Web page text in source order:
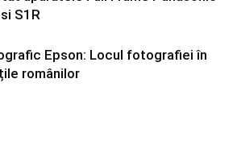
S1R
Epson: Locul fotografiei în
românilor